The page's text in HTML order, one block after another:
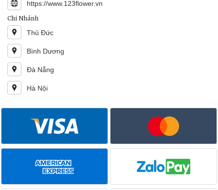
https://www.123flower.vn
Chi Nhánh
Thủ Đức
Bình Dương
Đà Nẵng
Hà Nội